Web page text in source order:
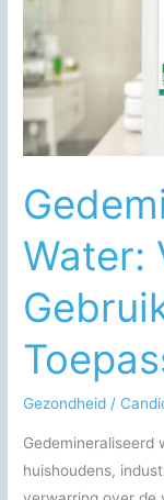
Water:
Gezondheid /
Gedemineraliseerd
huishoudens,